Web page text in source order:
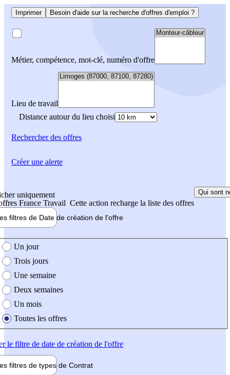
Imprimer Besoin d'aide sur la recherche d'offres d'emploi ?
Métier, compétence, mot-clé, numéro d'offre
Lieu de travail
Distance autour du lieu choisi
Rechercherdes offres
uniquement
France Travail Cette action recharge la liste des offres
Qui sont
filtres de Date de création de l'offre
création de l'offre
Un jour
Trois jours
Une semaine
Deux semaines
Un mois
Toutes les offres
le filtre de date de création de l'offre
filtres de types de Contrat
Créer une alerte